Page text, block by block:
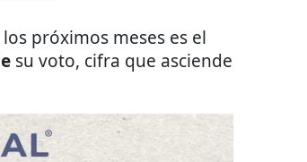
próximos meses es el
su voto, cifra que asciende